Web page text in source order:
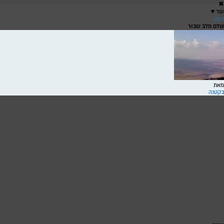
✖
עוד ▼
קטע
שלם מלב שבור
מאת
בקטנה